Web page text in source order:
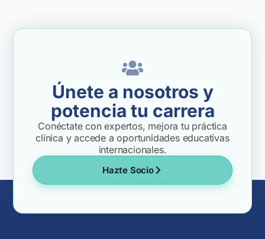
Únete a nosotros y
potencia tu carrera
Conéctate con expertos, mejora tu práctica
clínica y accede a oportunidades educativas
internacionales.
Hazte Socio